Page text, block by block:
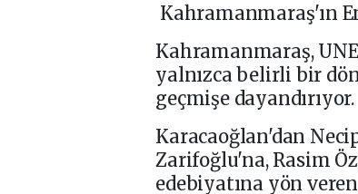
Kahramanmaraş'ın
Kahramanmaraş,
yalnızca belirli bir
geçmişe dayandırıyor.
Karacaoğlan'dan
Zarifoğlu'na, Rasim
edebiyatına yön